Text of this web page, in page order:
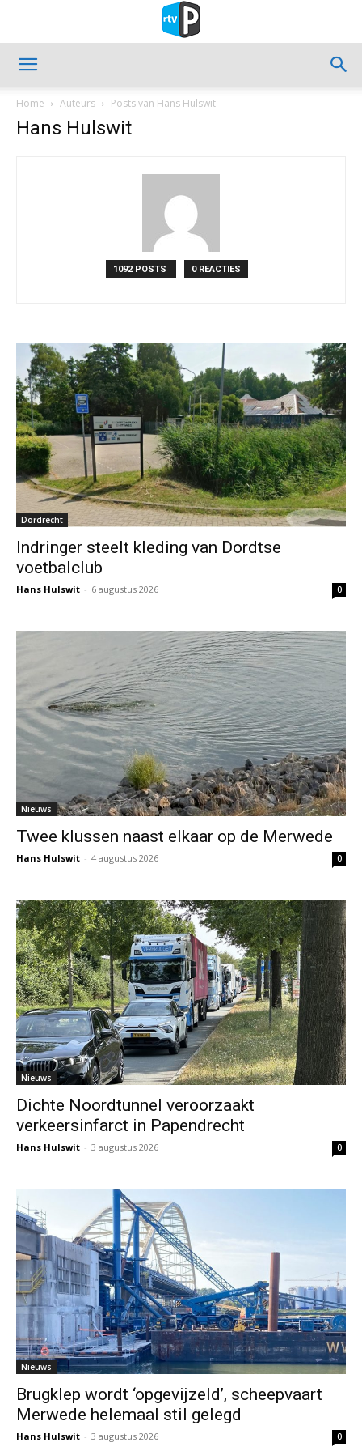
Home Auteurs Posts van Hans Hulswit
Hans Hulswit
1092 POSTS 0 REACTIES
Dordrecht
Indringer steelt kleding van Dordtse
voetbalclub
Hans Hulswit - 6 augustus 2026 0
Nieuws
Twee klussen naast elkaar op de Merwede
Hans Hulswit - 4 augustus 2026 0
Nieuws
Dichte Noordtunnel veroorzaakt
verkeersinfarct in Papendrecht
Hans Hulswit - 3 augustus 2026 0
Nieuws
Brugklep wordt ‘opgevijzeld’, scheepvaart
Merwede helemaal stil gelegd
Hans Hulswit - 3 augustus 2026 0